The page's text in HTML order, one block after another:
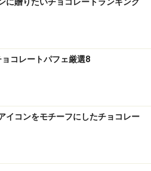
園を作りました。
のチョコレート商品、ボンボ
個作っているそうですが「全
る自家製、その殆どが自社農園
ました。
クロン大統領夫人のブ
さんのお気に入り
に贈りたいチョコレートランキング
コレートパフェ厳選8
イコンをモチーフにしたチョコレー